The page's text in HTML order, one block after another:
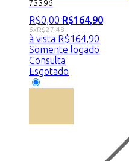
73396
R$0,00 R$164,90
6xR$27,48
à vista R$164,90
Somente logado
Consulta
Esgotado